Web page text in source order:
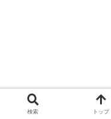
検索 トップ